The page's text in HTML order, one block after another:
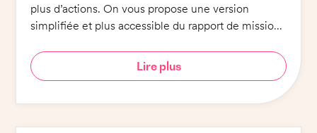
plus d’actions. On vous propose une version
simplifiée et plus accessible du rapport de mission :
Lire plus